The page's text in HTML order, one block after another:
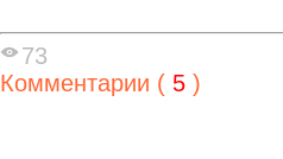
73
Комментарии ( 5 )